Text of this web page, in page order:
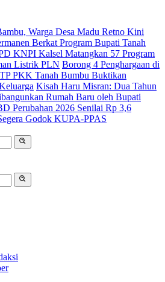
Warga Desa Madu Retno Kini
Berkat Program Bupati Tanah
KNPI Kalsel Matangkan 57 Program
Listrik PLN Borong 4 Penghargaan di
PKK Tanah Bumbu Buktikan
Kisah Haru Misran: Dua Tahun
Rumah Baru oleh Bupati
Perubahan 2026 Senilai Rp 3,6
Godok KUPA-PPAS